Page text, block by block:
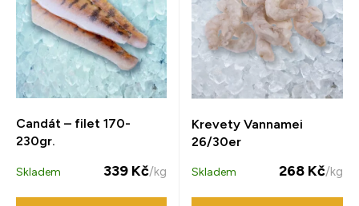
Candát – filet 170-
230gr.
Skladem 339 Kč/kg
Krevety Vannamei
26/30er
Skladem 268 Kč/kg